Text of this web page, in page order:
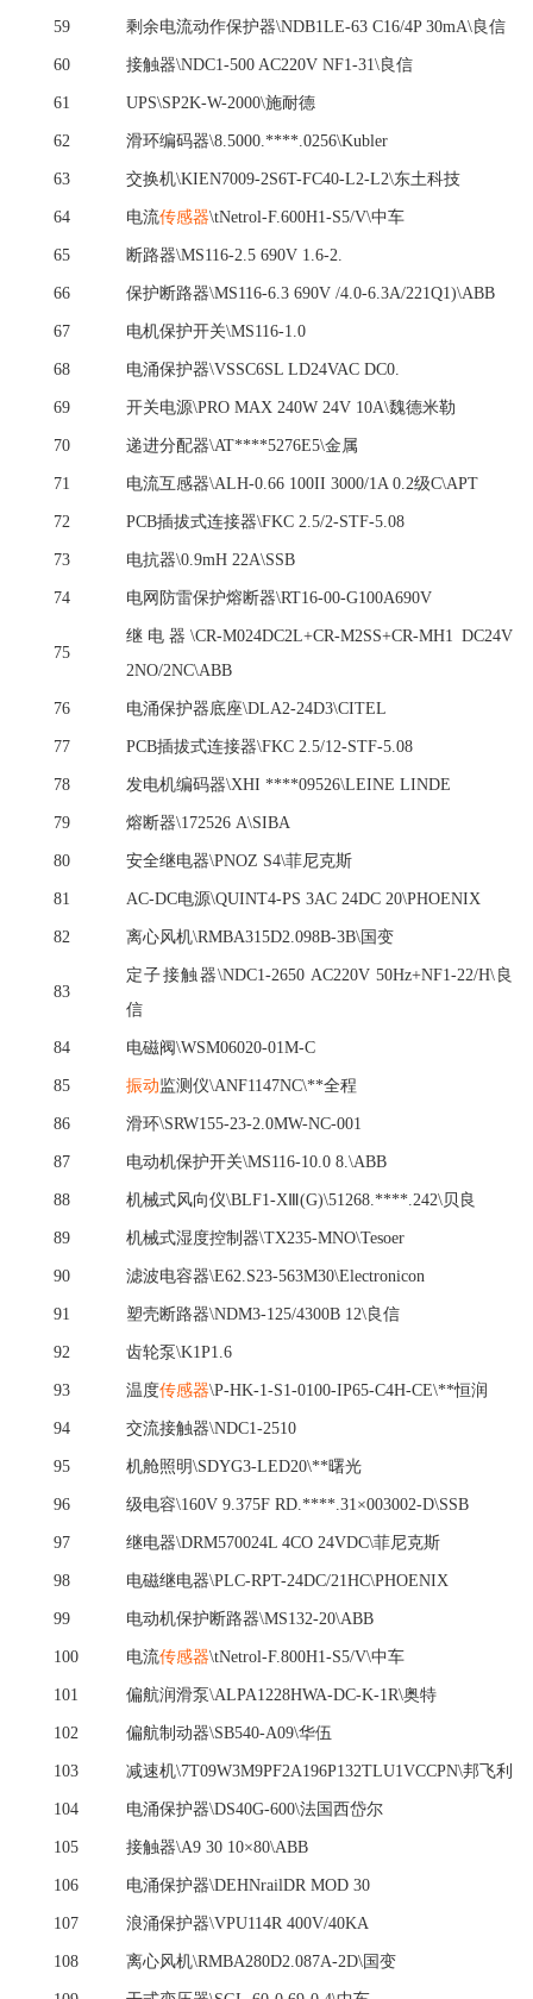
59 剩余电流动作保护器\NDB1LE-63 C16/4P 30mA\良信
60 接触器\NDC1-500 AC220V NF1-31\良信
61 UPS\SP2K-W-2000\施耐德
62 滑环编码器\8.5000.****.0256\Kubler
63 交换机\KIEN7009-2S6T-FC40-L2-L2\东土科技
64 电流传感器\tNetrol-F.600H1-S5/V\中车
65 断路器\MS116-2.5 690V 1.6-2.
66 保护断路器\MS116-6.3 690V /4.0-6.3A/221Q1)\ABB
67 电机保护开关\MS116-1.0
68 电涌保护器\VSSC6SL LD24VAC DC0.
69 开关电源\PRO MAX 240W 24V 10A\魏德米勒
70 递进分配器\AT****5276E5\金属
71 电流互感器\ALH-0.66 100II 3000/1A 0.2级C\APT
72 PCB插拔式连接器\FKC 2.5/2-STF-5.08
73 电抗器\0.9mH 22A\SSB
74 电网防雷保护熔断器\RT16-00-G100A690V
75
继电器 \CR-M024DC2L+CR-M2SS+CR-MH1 DC24V
2NO/2NC\ABB
76 电涌保护器底座\DLA2-24D3\CITEL
77 PCB插拔式连接器\FKC 2.5/12-STF-5.08
78 发电机编码器\XHI ****09526\LEINE LINDE
79 熔断器\172526 A\SIBA
80 安全继电器\PNOZ S4\菲尼克斯
81 AC-DC电源\QUINT4-PS 3AC 24DC 20\PHOENIX
82 离心风机\RMBA315D2.098B-3B\国变
83
定子接触器\NDC1-2650 AC220V 50Hz+NF1-22/H\良
信
84 电磁阀\WSM06020-01M-C
85 振动监测仪\ANF1147NC\**全程
86 滑环\SRW155-23-2.0MW-NC-001
87 电动机保护开关\MS116-10.0 8.\ABB
88 机械式风向仪\BLF1-XⅢ(G)\51268.****.242\贝良
89 机械式湿度控制器\TX235-MNO\Tesoer
90 滤波电容器\E62.S23-563M30\Electronicon
91 塑壳断路器\NDM3-125/4300B 12\良信
92 齿轮泵\K1P1.6
93 温度传感器\P-HK-1-S1-0100-IP65-C4H-CE\**恒润
94 交流接触器\NDC1-2510
95 机舱照明\SDYG3-LED20\**曙光
96 级电容\160V 9.375F RD.****.31×003002-D\SSB
97 继电器\DRM570024L 4CO 24VDC\菲尼克斯
98 电磁继电器\PLC-RPT-24DC/21HC\PHOENIX
99 电动机保护断路器\MS132-20\ABB
100 电流传感器\tNetrol-F.800H1-S5/V\中车
101 偏航润滑泵\ALPA1228HWA-DC-K-1R\奥特
102 偏航制动器\SB540-A09\华伍
103 减速机\7T09W3M9PF2A196P132TLU1VCCPN\邦飞利
104 电涌保护器\DS40G-600\法国西岱尔
105 接触器\A9 30 10×80\ABB
106 电涌保护器\DEHNrailDR MOD 30
107 浪涌保护器\VPU114R 400V/40KA
108 离心风机\RMBA280D2.087A-2D\国变